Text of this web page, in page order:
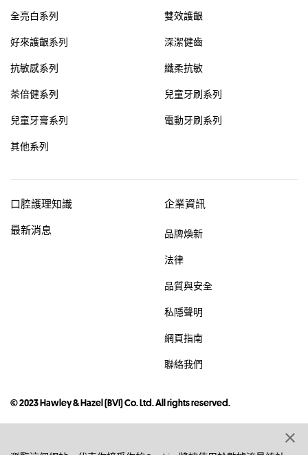
全亮白系列
好來護齦系列
抗敏感系列
茶倍健系列
兒童牙膏系列
其他系列
雙效護齦
深潔健齒
纖柔抗敏
兒童牙刷系列
電動牙刷系列
口腔護理知識
最新消息
企業資訊
品牌煥新
法律
品質與安全
私隱聲明
網頁指南
聯絡我們
© 2023 Hawley & Hazel (BVI) Co. Ltd. All rights reserved.